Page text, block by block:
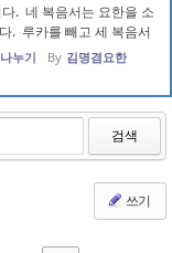
. 네 복음서는 요한을 소
. 루카를 빼고 세 복음서
더 길게 이사야서를 인
한이 주님의 다가오심
누기 By 김명겸요한
검색
쓰기